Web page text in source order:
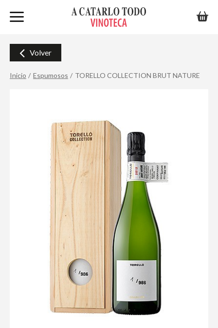
Inicio Espumosos TORELLO COLLECTION BRUT NATURE
Volver